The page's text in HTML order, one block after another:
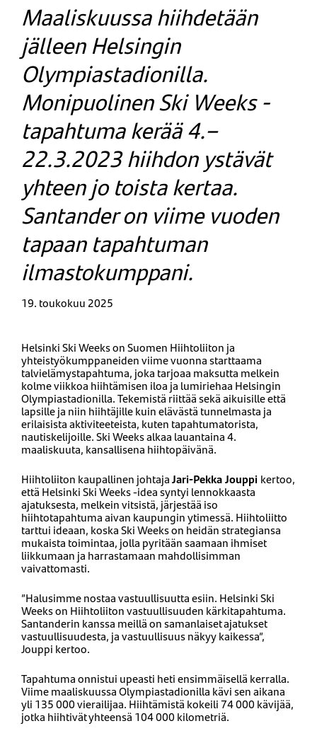
Maaliskuussa hiihdetään
jälleen Helsingin
Olympiastadionilla.
Monipuolinen Ski Weeks -
tapahtuma kerää 4.–
22.3.2023 hiihdon ystävät
yhteen jo toista kertaa.
Santander on viime vuoden
tapaan tapahtuman
ilmastokumppani.
19. toukokuu 2025
Helsinki Ski Weeks on Suomen Hiihtoliiton ja
yhteistyökumppaneiden viime vuonna starttaama
talvielämystapahtuma, joka tarjoaa maksutta melkein
kolme viikkoa hiihtämisen iloa ja lumiriehaa Helsingin
Olympiastadionilla. Tekemistä riittää sekä aikuisille että
lapsille ja niin hiihtäjille kuin elävästä tunnelmasta ja
erilaisista aktiviteeteista, kuten tapahtumatorista,
nautiskelijoille. Ski Weeks alkaa lauantaina 4.
maaliskuuta, kansallisena hiihtopäivänä.
Hiihtoliiton kaupallinen johtajaJari-Pekka Jouppi kertoo,
että Helsinki Ski Weeks -idea syntyi lennokkaasta
ajatuksesta, melkein vitsistä, järjestää iso
hiihtotapahtuma aivan kaupungin ytimessä. Hiihtoliitto
tarttui ideaan, koska Ski Weeks on heidän strategiansa
mukaista toimintaa, jolla pyritään saamaan ihmiset
liikkumaan ja harrastamaan mahdollisimman
vaivattomasti.
”Halusimme nostaa vastuullisuutta esiin. Helsinki Ski
Weeks on Hiihtoliiton vastuullisuuden kärkitapahtuma.
Santanderin kanssa meillä on samanlaiset ajatukset
vastuullisuudesta, ja vastuullisuus näkyy kaikessa”,
Jouppi kertoo.
Tapahtuma onnistui upeasti heti ensimmäisellä kerralla.
Viime maaliskuussa Olympiastadionilla kävi sen aikana
yli 135 000 vierailijaa. Hiihtämistä kokeili 74 000 kävijää,
jotka hiihtivät yhteensä 104 000 kilometriä.